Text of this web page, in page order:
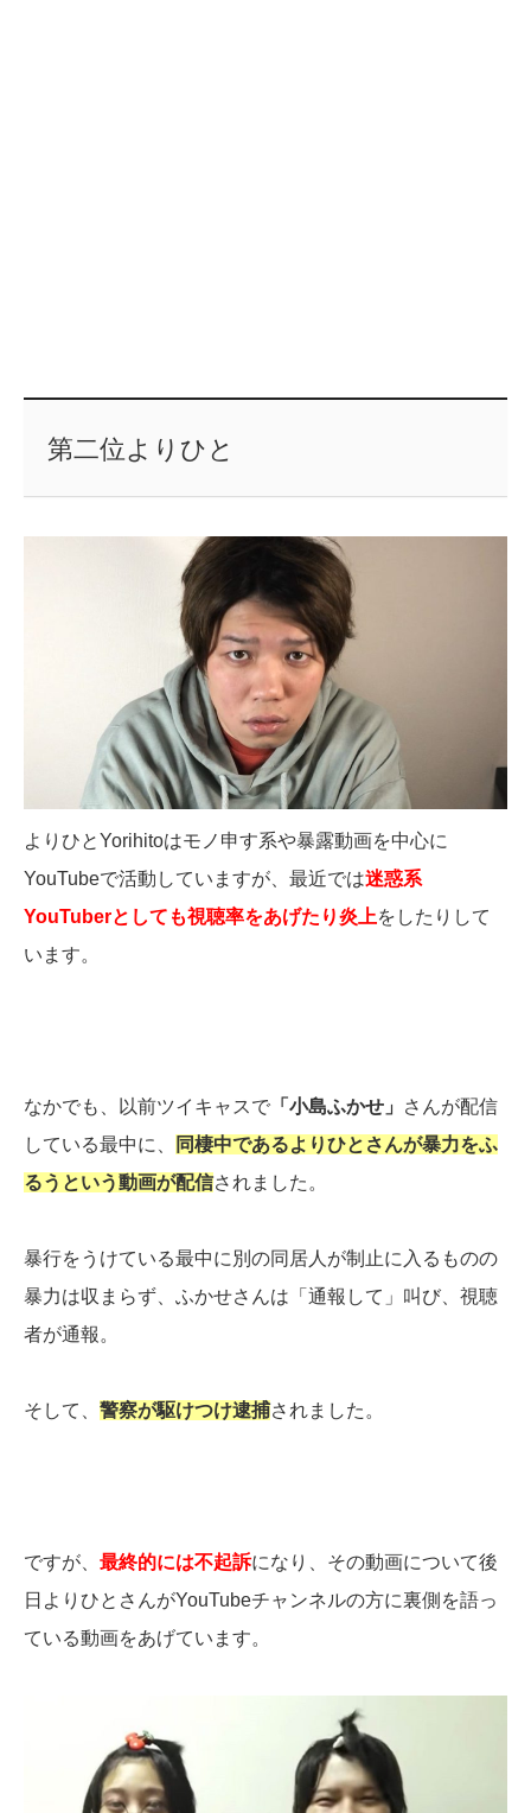
第二位よりひと
よりひとYorihitoはモノ申す系や暴露動画を中心に
YouTubeで活動していますが、最近では迷惑系
YouTuberとしても視聴率をあげたり炎上をしたりして
います。
なかでも、以前ツイキャスで 「小島ふかせ」
さんが配信
している最中に、
同棲中であるよりひとさんが暴力をふ
るうという動画が配信されました。
暴行をうけている最中に別の同居人が制止に入るものの
暴力は収まらず、ふかせさんは「通報して」叫び、視聴
者が通報。
そして、 警察が駆けつけ逮捕されました。
ですが、 最終的には不起訴になり、その動画について後
日よりひとさんがYouTubeチャンネルの方に裏側を語っ
ている動画をあげています。